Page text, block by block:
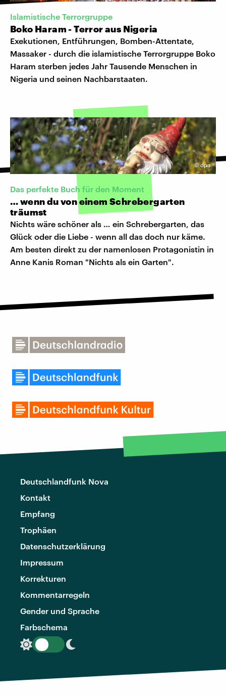
Islamistische Terrorgruppe
Boko Haram - Terror aus Nigeria
Exekutionen, Entführungen, Bomben-Attentate,
Massaker - durch die islamistische Terrorgruppe Boko
Haram sterben jedes Jahr Tausende Menschen in
Nigeria und seinen Nachbarstaaten.
©dpa
Das perfekte Buch für den Moment
… wenn du von einem Schrebergarten
träumst
Nichts wäre schöner als … ein Schrebergarten, das
Glück oder die Liebe - wenn all das doch nur käme.
Am besten direkt zu der namenlosen Protagonistin in
Anne Kanis Roman "Nichts als ein Garten".
Deutschlandfunk Nova
Kontakt
Empfang
Trophäen
Datenschutzerklärung
Impressum
Korrekturen
Kommentarregeln
Gender und Sprache
Farbschema